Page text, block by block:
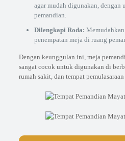
agar mudah digunakan,
pemandian.
Dilengkapi Roda:
penempatan meja di ruang
Dengan keunggulan ini, meja
sangat cocok untuk digunakan di
rumah sakit, dan tempat